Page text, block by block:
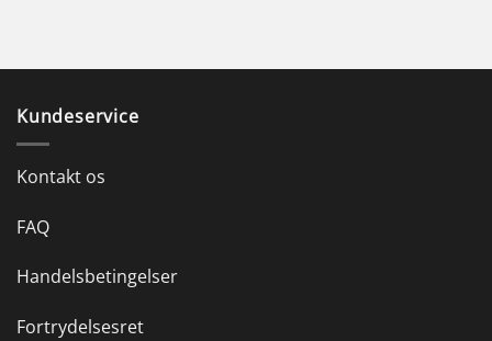
Kundeservice
Kontakt os
FAQ
Handelsbetingelser
Fortrydelsesret